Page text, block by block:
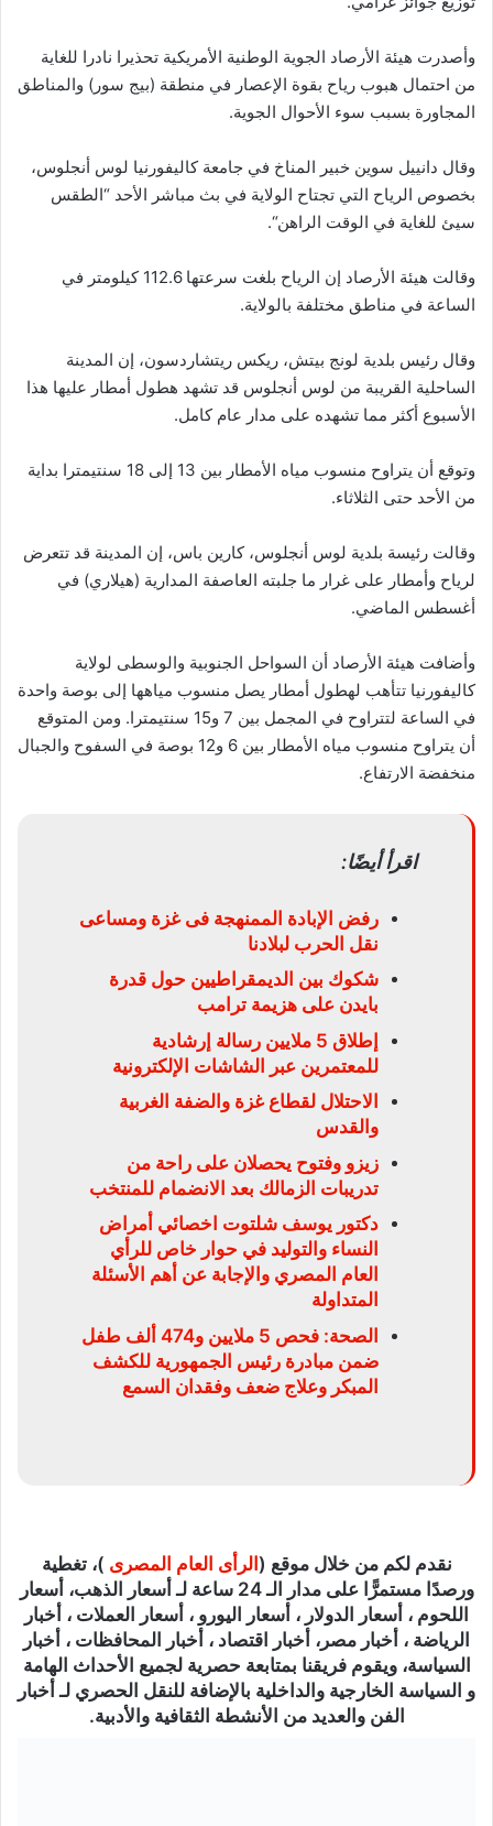
وأصدرت هيئة الأرصاد الجوية الوطنية الأمريكية تحذيرا نادرا للغاية
من احتمال هبوب رياح بقوة الإعصار في منطقة (بيج سور) والمناطق
المجاورة بسبب سوء الأحوال الجوية.
وقال دانييل سوين خبير المناخ في جامعة كاليفورنيا لوس أنجلوس،
بخصوص الرياح التي تجتاح الولاية في بث مباشر الأحد “الطقس
سيئ للغاية في الوقت الراهن“.
وقالت هيئة الأرصاد إن الرياح بلغت سرعتها 112.6 كيلومتر في
الساعة في مناطق مختلفة بالولاية.
وقال رئيس بلدية لونج بيتش، ريكس ريتشاردسون، إن المدينة
الساحلية القريبة من لوس أنجلوس قد تشهد هطول أمطار عليها هذا
الأسبوع أكثر مما تشهده على مدار عام كامل.
وتوقع أن يتراوح منسوب مياه الأمطار بين 13 إلى 18 سنتيمترا بداية
من الأحد حتى الثلاثاء.
وقالت رئيسة بلدية لوس أنجلوس، كارين باس، إن المدينة قد تتعرض
لرياح وأمطار على غرار ما جلبته العاصفة المدارية (هيلاري) في
أغسطس الماضي.
وأضافت هيئة الأرصاد أن السواحل الجنوبية والوسطى لولاية
كاليفورنيا تتأهب لهطول أمطار يصل منسوب مياهها إلى بوصة واحدة
في الساعة لتتراوح في المجمل بين 7 و15 سنتيمترا. ومن المتوقع
أن يتراوح منسوب مياه الأمطار بين 6 و12 بوصة في السفوح والجبال
منخفضة الارتفاع.
اقرأ أيضًا:
رفض الإبادة الممنهجة فى غزة ومساعى
نقل الحرب لبلادنا
شكوك بين الديمقراطيين حول قدرة
بايدن على هزيمة ترامب
إطلاق 5 ملايين رسالة إرشادية
للمعتمرين عبر الشاشات الإلكترونية
الاحتلال لقطاع غزة والضفة الغربية
والقدس
زيزو وفتوح يحصلان على راحة من
تدريبات الزمالك بعد الانضمام للمنتخب
دكتور يوسف شلتوت اخصائي أمراض
النساء والتوليد في حوار خاص للرأي
العام المصري والإجابة عن أهم الأسئلة
المتداولة
الصحة: فحص 5 ملايين و474 ألف طفل
ضمن مبادرة رئيس الجمهورية للكشف
المبكر وعلاج ضعف وفقدان السمع
نقدم لكم من خلال موقع (الرأى العام المصرى )، تغطية
ورصدًا مستمرًّا على مدار الـ 24 ساعة لـ أسعار الذهب، أسعار
اللحوم ، أسعار الدولار ، أسعار اليورو ، أسعار العملات ، أخبار
الرياضة ، أخبار مصر، أخبار اقتصاد ، أخبار المحافظات ، أخبار
السياسة، ويقوم فريقنا بمتابعة حصرية لجميع الأحداث الهامة
و السياسة الخارجية والداخلية بالإضافة للنقل الحصري لـ أخبار
الفن والعديد من الأنشطة الثقافية والأدبية.